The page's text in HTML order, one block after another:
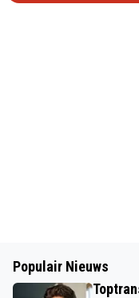
Populair Nieuws